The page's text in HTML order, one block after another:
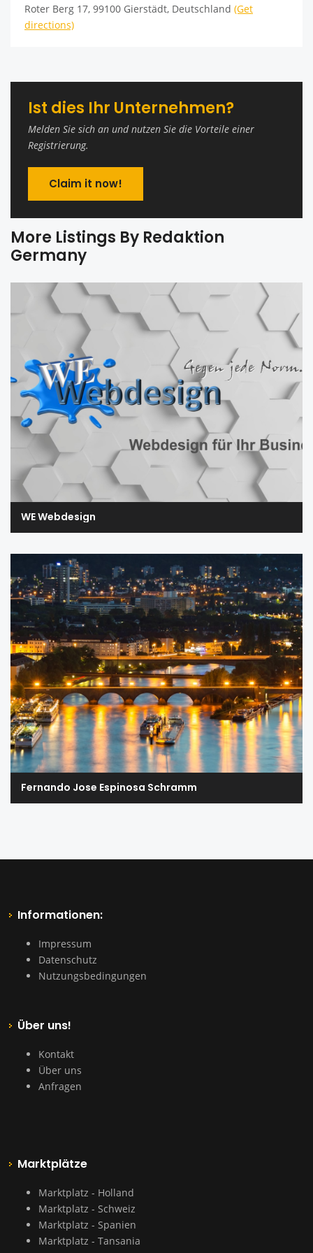
Roter Berg 17, 99100 Gierstädt, Deutschland (Get
directions)
Ist dies Ihr Unternehmen?
Melden Sie sich an und nutzen Sie die Vorteile einer
Registrierung.
Claim it now!
More Listings By Redaktion
Germany
WE Webdesign
Fernando Jose Espinosa Schramm
Informationen:
Impressum
Datenschutz
Nutzungsbedingungen
Über uns!
Kontakt
Über uns
Anfragen
Marktplätze
Marktplatz - Holland
Marktplatz - Schweiz
Marktplatz - Spanien
Marktplatz - Tansania